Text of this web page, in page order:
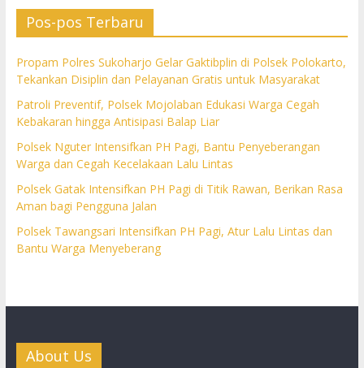
Pos-pos Terbaru
Propam Polres Sukoharjo Gelar Gaktibplin di Polsek Polokarto,
Tekankan Disiplin dan Pelayanan Gratis untuk Masyarakat
Patroli Preventif, Polsek Mojolaban Edukasi Warga Cegah
Kebakaran hingga Antisipasi Balap Liar
Polsek Nguter Intensifkan PH Pagi, Bantu Penyeberangan
Warga dan Cegah Kecelakaan Lalu Lintas
Polsek Gatak Intensifkan PH Pagi di Titik Rawan, Berikan Rasa
Aman bagi Pengguna Jalan
Polsek Tawangsari Intensifkan PH Pagi, Atur Lalu Lintas dan
Bantu Warga Menyeberang
About Us